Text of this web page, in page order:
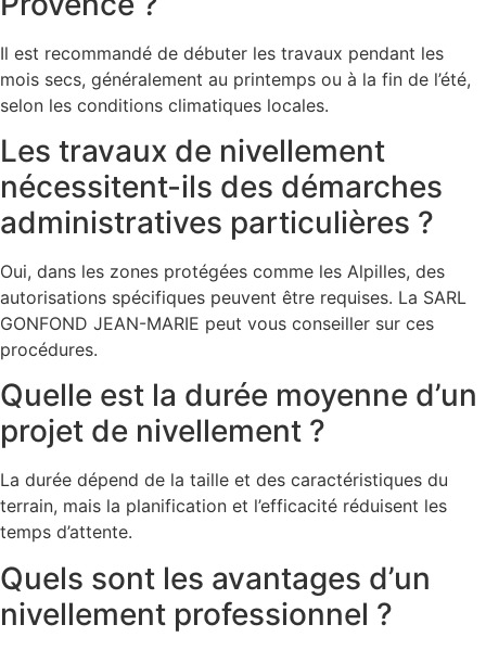
Il est recommandé de débuter les travaux pendant les
mois secs, généralement au printemps ou à la fin de l’été,
selon les conditions climatiques locales.
Les travaux de nivellement
nécessitent-ils des démarches
administratives particulières ?
Oui, dans les zones protégées comme les Alpilles, des
autorisations spécifiques peuvent être requises. La SARL
GONFOND JEAN-MARIE peut vous conseiller sur ces
procédures.
Quelle est la durée moyenne d’un
projet de nivellement ?
La durée dépend de la taille et des caractéristiques du
terrain, mais la planification et l’efficacité réduisent les
temps d’attente.
Quels sont les avantages d’un
nivellement professionnel ?